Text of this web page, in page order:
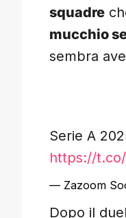
squadre
mucchio
sembra
Serie A
https://t.co/
— Zazoom
Dopo il